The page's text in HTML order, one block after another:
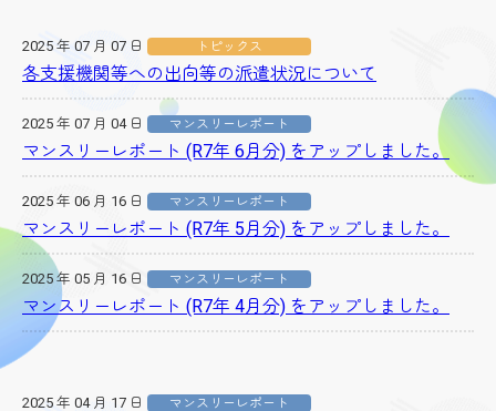
2025 年 07 月 07 日 トピックス
各支援機関等への出向等の派遣状況について
2025 年 07 月 04 日 マンスリーレポート
マンスリーレポート (R7年 6月分) をアップしました。
2025 年 06 月 16 日 マンスリーレポート
マンスリーレポート (R7年 5月分) をアップしました。
2025 年 05 月 16 日 マンスリーレポート
マンスリーレポート (R7年 4月分) をアップしました。
2025 年 04 月 17 日 マンスリーレポート